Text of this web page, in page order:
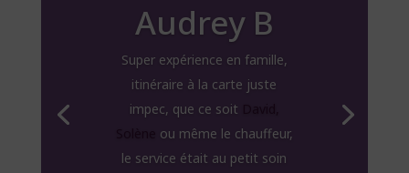
Audrey B
Super expérience en famille,
itinéraire à la carte juste
impec, que ce soit
ou même le chauffeur,
le service était au petit soin